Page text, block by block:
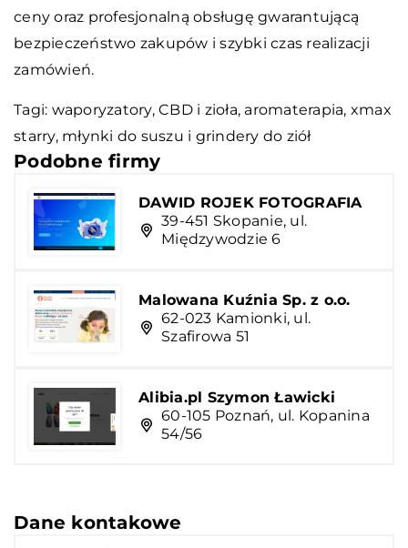
ceny oraz profesjonalną obsługę gwarantującą
bezpieczeństwo zakupów i szybki czas realizacji
zamówień.
Tagi: waporyzatory, CBD i zioła, aromaterapia, xmax
starry, młynki do suszu i grindery do ziół
Podobne firmy
DAWID ROJEK FOTOGRAFIA
39-451 Skopanie, ul.
Międzywodzie 6
Malowana Kuźnia Sp. z o.o.
62-023 Kamionki, ul.
Szafirowa 51
Alibia.pl Szymon Ławicki
60-105 Poznań, ul. Kopanina
54/56
Dane kontakowe